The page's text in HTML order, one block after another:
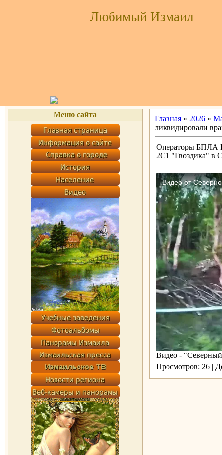
Любимый Измаил
Меню сайта Главная » 2026 »
ликвидировали
Операторы БПЛА
2С1 "Гвоздика" в
Видео - "Северный
Просмотров: 26 |